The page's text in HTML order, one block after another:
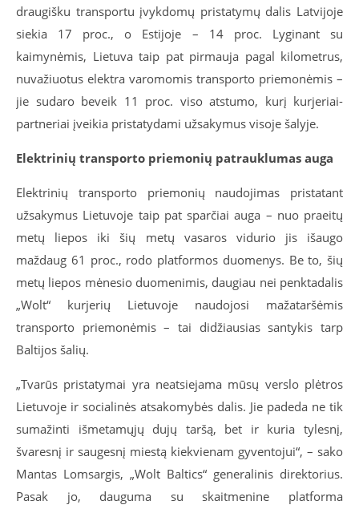
draugišku transportu įvykdomų pristatymų dalis Latvijoje
siekia 17 proc., o Estijoje – 14 proc. Lyginant su
kaimynėmis, Lietuva taip pat pirmauja pagal kilometrus,
nuvažiuotus elektra varomomis transporto priemonėmis –
jie sudaro beveik 11 proc. viso atstumo, kurį kurjeriai-
partneriai įveikia pristatydami užsakymus visoje šalyje.
Elektrinių transporto priemonių patrauklumas auga
Elektrinių transporto priemonių naudojimas pristatant
užsakymus Lietuvoje taip pat sparčiai auga – nuo praeitų
metų liepos iki šių metų vasaros viduriojis išaugo
maždaug 61 proc., rodo platformos duomenys. Be to, šių
metų liepos mėnesio duomenimis, daugiau nei penktadalis
„Wolt“ kurjerių Lietuvoje naudojosi mažataršėmis
transporto priemonėmis – tai didžiausias santykis tarp
Baltijos šalių.
„Tvarūs pristatymai yra neatsiejama mūsų verslo plėtros
Lietuvoje ir socialinės atsakomybės dalis. Jie padeda ne tik
sumažinti išmetamųjų dujų taršą, bet ir kuria tylesnį,
švaresnį ir saugesnį miestą kiekvienam gyventojui“, – sako
Mantas Lomsargis, „Wolt Baltics“ generalinis direktorius.
Pasak jo, dauguma su skaitmenine platforma